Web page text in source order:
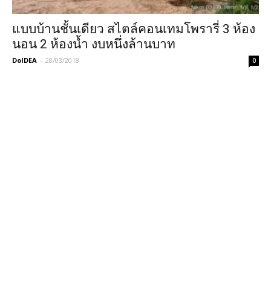
แบบบ้านชั้นเดียว สไตล์คอนเทมโพรารี่ 3 ห้อง
นอน 2 ห้องน้ำ งบหนึ่งล้านบาท
DoIDEA - 28/03/2018 0